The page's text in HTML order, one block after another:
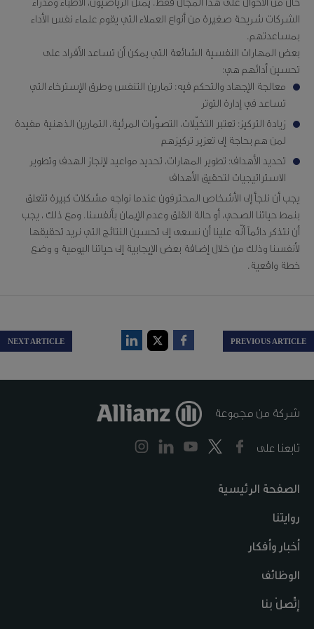
الشركات شريحة صغيرة من أنواع العملاء التي يقوم علماء نفس الأداء
بمساعدتهم.
بعض المهارات النفسية الشائعة التي يمكن أن تساعد الأفراد على
تحسين أدائهم هي:
معالجة الإجهاد والتحكم فيه: تمارين التنفس وطرق الإسترخاء التي
تساعد في إدارة التوتر
زيادة التركيز: تعتبر التخيّلات، التصوّرات المرئية، التمارين الذهنية مفيدة
لمن هم بحاجة إلى تعزير تركيزهم
تحديد الأهداف: تطوير المهارات، تحديد مواعيد لإنجاز الهدف وتطوير
الاستراتيجيات لتحقيق الأهداف
يجب أن نلجأ إلى الأشخاص المحترفون عندما نواجه مشكلات كبيرة تتعلق
بنمط حياتنا الصحي، أو حالة القلق وعدم الإيمان بأنفسنا. ومع ذلك ، يجب
أن نتذكر دائماً أنّه علينا أن نسعى إلى تحسين النتائج التي نريد تحقيقها
لأنفسنا وذلك من خلال إضافة بعض الإيجابية إلى حياتنا اليومية و وضع
خطة واقعية.
PREVIOUS ARTICLE
NEXT ARTICLE
شركة من مجموعة
تابعنا على
الصفحة الرئيسية
روايتنا
أخبار وأفكار
الوظائف
إتّصلْ بنا